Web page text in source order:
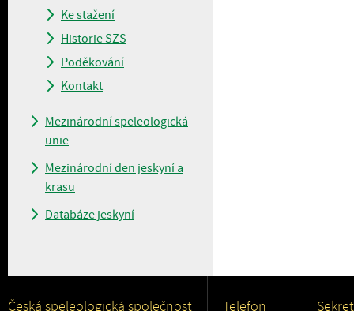
Ke stažení
Historie SZS
Poděkování
Kontakt
Mezinárodní speleologická
unie
Mezinárodní den jeskyní a
krasu
Databáze jeskyní
Česká speleologická společnost Telefon